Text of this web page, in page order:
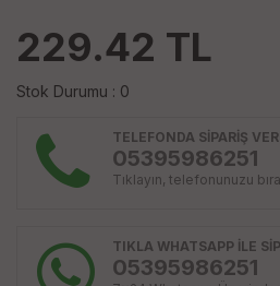
229.42 TL
Stok Durumu : 0
TELEFONDA SİPARİŞ VER
05395986251
Tıklayın, telefonunuzu
TIKLA WHATSAPP İLE
05395986251